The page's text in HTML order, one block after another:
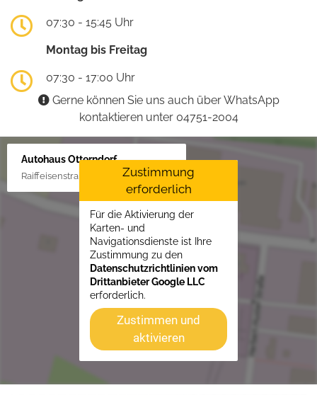
07:30 - 15:45 Uhr
Montag bis Freitag
07:30 - 17:00 Uhr
Gerne können Sie uns auch über WhatsApp
kontaktieren unter 04751-2004
Autohaus Otterndorf
Raiffeisenstraße 1, 21762 Otterndorf
Zustimmung
erforderlich
Für die Aktivierung der
Karten- und
Navigationsdienste ist Ihre
Zustimmung zu den
Datenschutzrichtlinien vom
Drittanbieter Google LLC
erforderlich.
Zustimmen und
aktivieren